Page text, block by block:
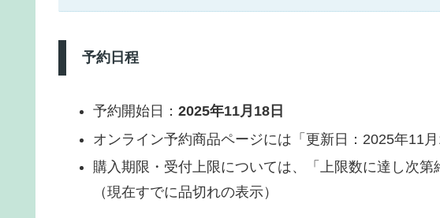
予約日程
予約開始日： 2025年11月18日
オンライン予約商品ページには「更新日：2025年11
購入期限・受付上限については、「上限数に達し次第
（現在すでに品切れの表示）